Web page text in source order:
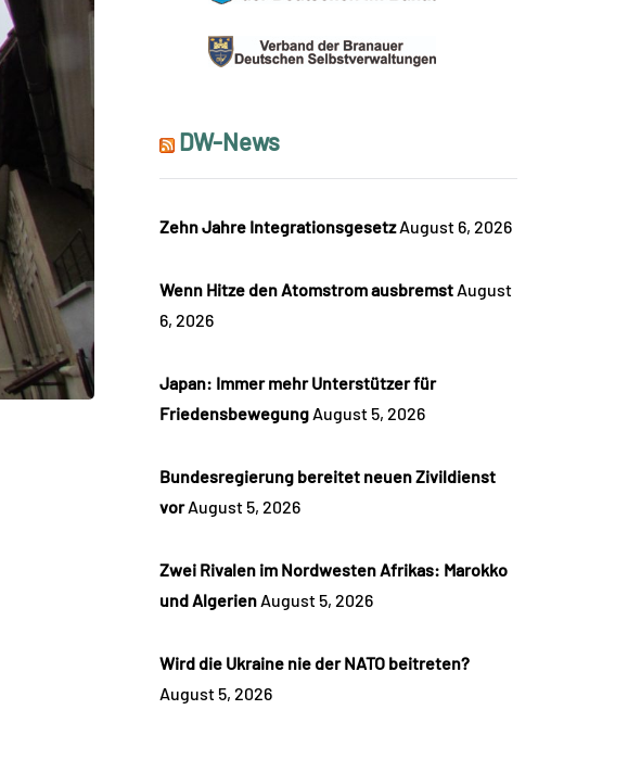
DW-News
Zehn Jahre Integrationsgesetz August 6, 2026
Wenn Hitze den Atomstrom ausbremst August
6, 2026
Japan: Immer mehr Unterstützer für
Friedensbewegung August 5, 2026
Bundesregierung bereitet neuen Zivildienst
vor August 5, 2026
Zwei Rivalen im Nordwesten Afrikas: Marokko
und Algerien August 5, 2026
Wird die Ukraine nie der NATO beitreten?
August 5, 2026